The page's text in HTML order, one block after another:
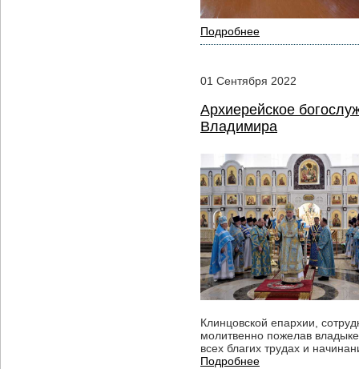
Подробнее
01 Сентября 2022
Архиерейское
Владимира
Клинцовской епархии,
молитвенно пожелав
всех благих трудах и
Подробнее